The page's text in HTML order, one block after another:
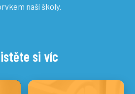
naší školy.
si víc